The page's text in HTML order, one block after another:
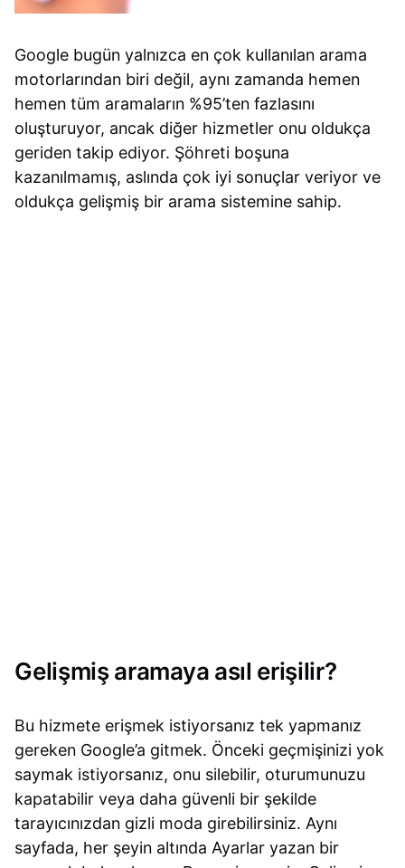
Google bugün yalnızca en çok kullanılan arama
motorlarından biri değil, aynı zamanda hemen
hemen tüm aramaların %95’ten fazlasını
oluşturuyor, ancak diğer hizmetler onu oldukça
geriden takip ediyor. Şöhreti boşuna
kazanılmamış, aslında çok iyi sonuçlar veriyor ve
oldukça gelişmiş bir arama sistemine sahip.
Gelişmiş aramaya asıl erişilir?
Bu hizmete erişmek istiyorsanız tek yapmanız
gereken Google’a gitmek. Önceki geçmişinizi yok
saymak istiyorsanız, onu silebilir, oturumunuzu
kapatabilir veya daha güvenli bir şekilde
tarayıcınızdan gizli moda girebilirsiniz. Aynı
sayfada, her şeyin altında Ayarlar yazan bir